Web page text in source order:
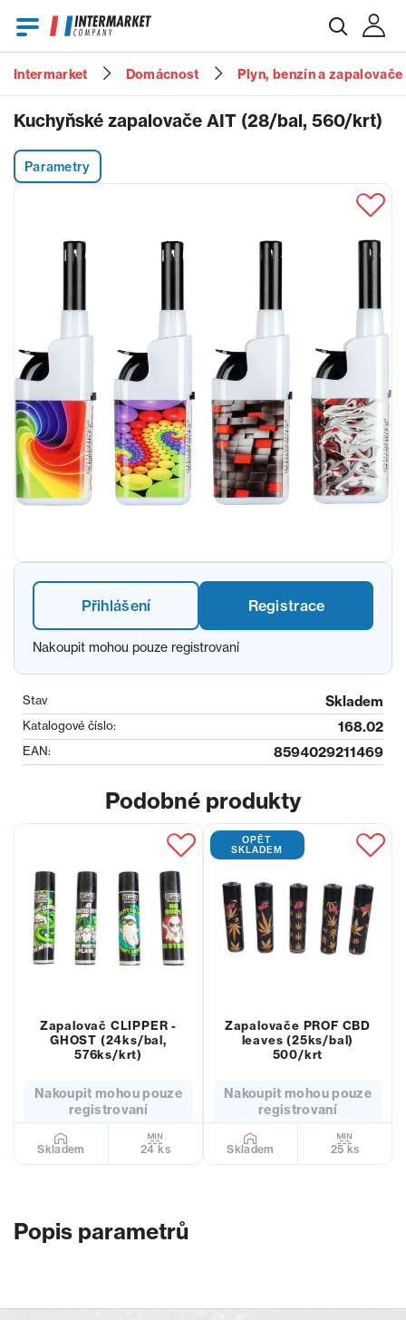
Heslo
Intermarket Domácnost Plyn, benzín a zapalovače
Kuchyňské zapalovače AIT (28/bal, 560/krt)
Parametry
Přihlášení Registrace
Nakoupit mohou pouze registrovaní
Stav Skladem
Katalogové číslo: 168.02
EAN: 8594029211469
Podobné produkty
Zapalovač CLIPPER -
GHOST (24ks/bal,
576ks/krt)
Nakoupit mohou pouze
registrovaní
Skladem 24 ks
OPĚT
SKLADEM
Zapalovače PROF CBD
leaves (25ks/bal)
500/krt
Nakoupit mohou pouze
registrovaní
Skladem 25 ks
Popis parametrů